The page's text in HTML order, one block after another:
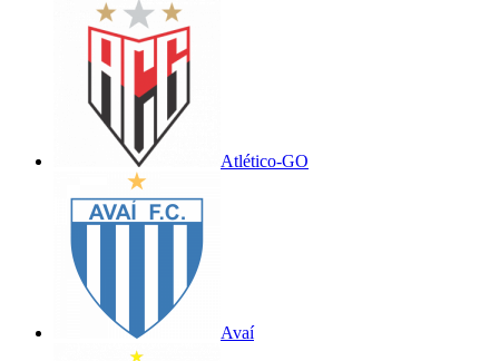
Atlético-GO
Avaí